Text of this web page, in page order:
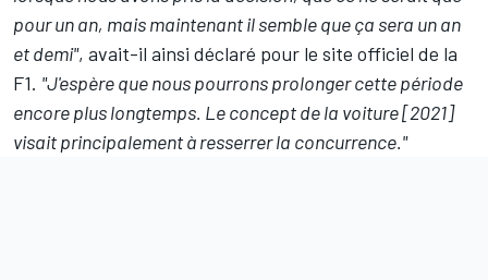
pour un an, mais maintenant il semble que ça sera un an
et demi", avait-il ainsi déclaré pour le site officiel de la
F1. "J'espère que nous pourrons prolonger cette période
encore plus longtemps. Le concept de la voiture [2021]
visait principalement à resserrer la concurrence."